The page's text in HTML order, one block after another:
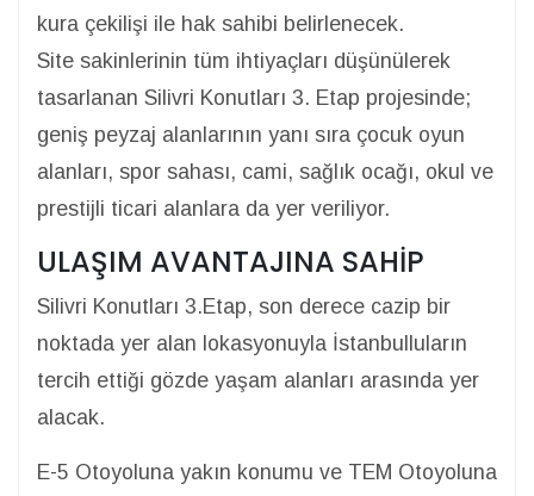
kura çekilişi ile hak sahibi belirlenecek.
Site sakinlerinin tüm ihtiyaçları düşünülerek
tasarlanan Silivri Konutları 3. Etap projesinde;
geniş peyzaj alanlarının yanı sıra çocuk oyun
alanları, spor sahası, cami, sağlık ocağı, okul ve
prestijli ticari alanlara da yer veriliyor.
ULAŞIM AVANTAJINA SAHİP
Silivri Konutları 3.Etap, son derece cazip bir
noktada yer alan lokasyonuyla İstanbulluların
tercih ettiği gözde yaşam alanları arasında yer
alacak.
E-5 Otoyoluna yakın konumu ve TEM Otoyoluna